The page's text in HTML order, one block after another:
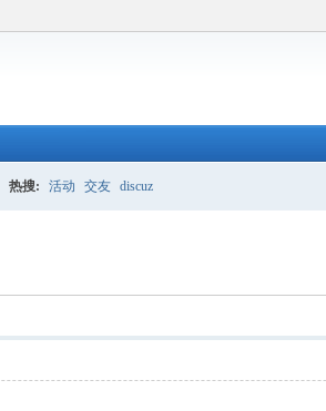
热搜: 活动 交友 discuz